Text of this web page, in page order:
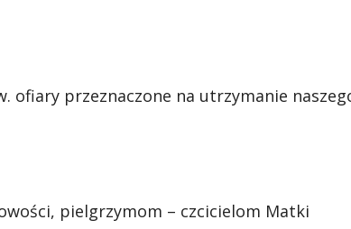
ofiary przeznaczone na utrzymanie
pielgrzymom – czcicielom Matki